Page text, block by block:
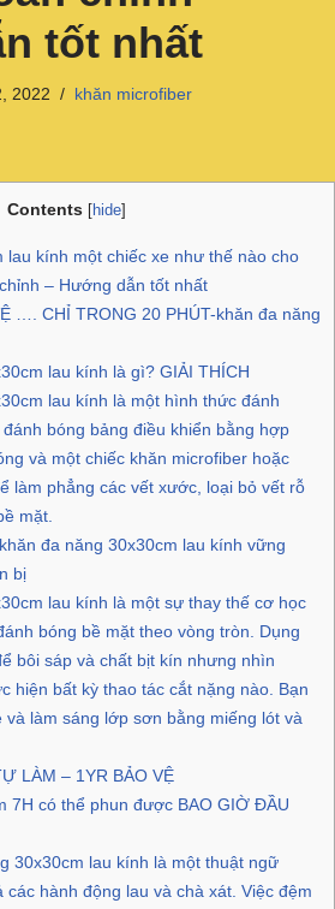
tốt nhất
2022 khăn microfiber
Contents [hide]
lau kính một chiếc xe như thế nào cho
– Hướng dẫn tốt nhất
…. CHỈ TRONG 20 PHÚT-khăn đa năng
lau kính là gì? GIẢI THÍCH
lau kính là một hình thức đánh
bóng bảng điều khiển bằng hợp
và một chiếc khăn microfiber hoặc
làm phẳng các vết xước, loại bỏ vết rỗ
mặt.
đa năng 30x30cm lau kính vững
bị
lau kính là một sự thay thế cơ học
bóng bề mặt theo vòng tròn. Dụng
bôi sáp và chất bịt kín nhưng nhìn
hiện bất kỳ thao tác cắt nặng nào. Bạn
và làm sáng lớp sơn bằng miếng lót và
LÀM – 1YR BẢO VỆ
7H có thể phun được BAO GIỜ ĐẦU
30x30cm lau kính là một thuật ngữ
các hành động lau và chà xát. Việc đệm